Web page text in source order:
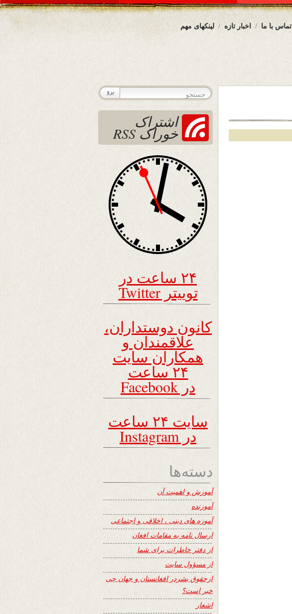
لینکهای مهم اخبار تازه تماس با ما
اشتراک
خوراک RSS
۲۴ ساعت در
توییتر Twitter
کانون دوستداران،
علاقمندان و
همکاران سایت
۲۴ ساعت
در Facebook
سایت ۲۴ ساعت
در Instagram
دسته‌ها
آموزش و اهمیت آن
آموزنده
آموزه های دینی ، اخلاقی و اجتماعی
ارسال نامه به مقامات افغان
از دفتر خاطرات برای شما
از مسؤول سایت
ازحقوق بشردر افغانستان و جهان چی
خبر است؟
اشعار